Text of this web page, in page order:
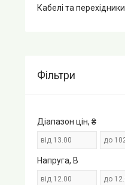
Кабелі та перехідники
Фільтри
Діапазон цін, ₴
Напруга, В